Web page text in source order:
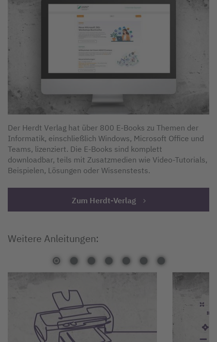
Der Herdt Verlag hat über 800 E-Books zu Themen der
Informatik, einschließlich Windows, Microsoft Office und
Teams, lizenziert. Die E-Books sind komplett
downloadbar, teils mit Zusatzmedien wie Video-Tutorials,
Beispielen, Lösungen oder Wissenstests.
Zum Herdt-Verlag
Weitere Anleitungen: